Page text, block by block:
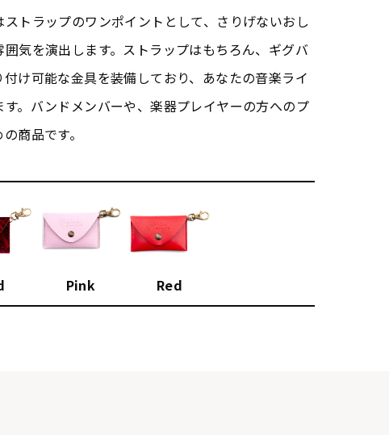
トラップのワンポイントとして、さりげないおし
気を演出します。ストラップはもちろん、ギグバ
け可能な金具を装備しており、あなたの音楽ライ
。バンドメンバーや、楽器プレイヤーの方へのプ
商品です。
Pink Red